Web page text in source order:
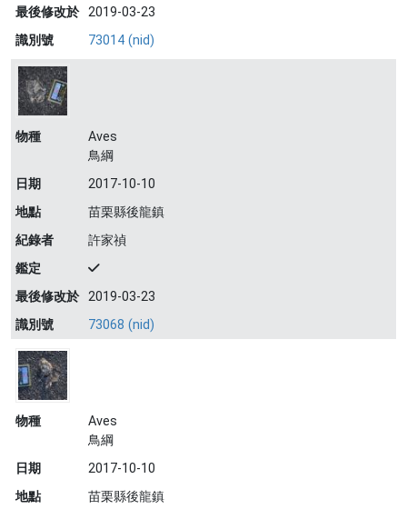
最後修改於 2019-03-23
識別號
73014 (nid)
物種
Aves
鳥綱
日期
2017-10-10
地點
苗栗縣後龍鎮
紀錄者
許家禎
鑑定
最後修改於 2019-03-23
識別號
73068 (nid)
物種
Aves
鳥綱
日期
2017-10-10
地點
苗栗縣後龍鎮